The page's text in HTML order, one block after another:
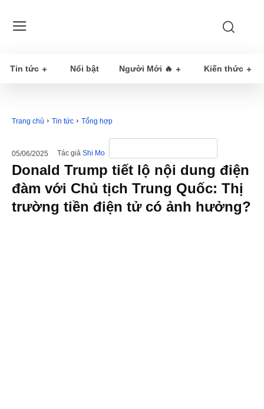
Tin tức Nổi bật Người Mới 🔥 Kiến thức
Trang chủ Tin tức Tổng hợp
05/06/2025 Tác giả Shi Mo
Donald Trump tiết lộ nội dung điện
đàm với Chủ tịch Trung Quốc: Thị
trường tiền điện tử có ảnh hưởng?